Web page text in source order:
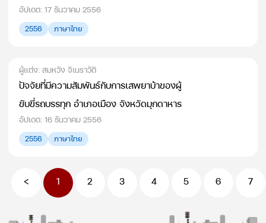
อัปเดต: 17 ธันวาคม 2556
2556 ภาษาไทย
ผู้แต่ง: สมหวัง จิเนราวัติ
ปัจจัยที่มีความสัมพันธ์กับการเสพยาบ้าของผู้
ขับขี่รถบรรทุก อำเภอเมือง จังหวัดมุกดาหาร
อัปเดต: 16 ธันวาคม 2556
2556 ภาษาไทย
< 1 2 3 4 5 6 7